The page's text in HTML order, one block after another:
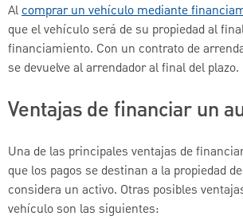
Alcomprar un vehículo mediante
que el vehículo será de su propiedad al
financiamiento. Con un contrato de
se devuelve al arrendador al final del plazo.
Ventajas de financiar un
Una de las principales ventajas de
que los pagos se destinan a la propiedad
considera un activo. Otras posibles
vehículo son las siguientes: